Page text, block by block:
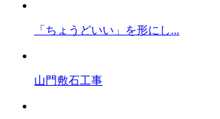
「ちょうどいい」を形にし...
山門敷石工事